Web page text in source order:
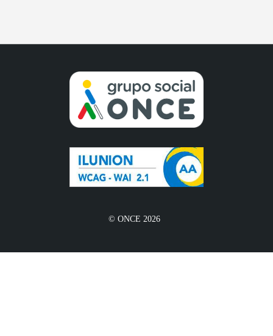
© ONCE 2026